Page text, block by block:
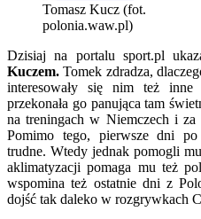
Tomasz Kucz (fot.
polonia.waw.pl)
Dzisiaj na portalu sport.pl
Kuczem.Tomek zdradza,
interesowały się nim też
przekonała go panująca tam
na treningach w Niemczech i za
Pomimo tego, pierwsze dni
trudne. Wtedy jednak pomogli
aklimatyzacji pomaga mu też
wspomina też ostatnie dni z
dojść tak daleko w rozgrywkach